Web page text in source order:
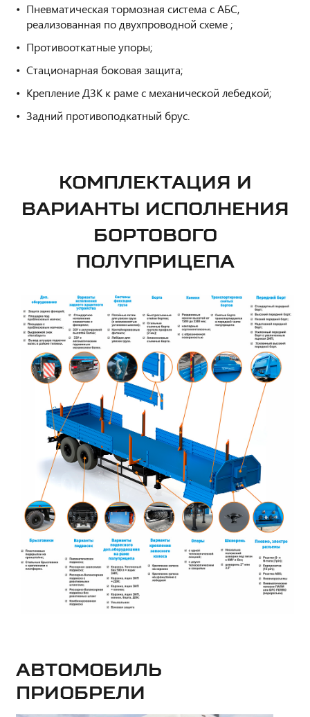
Пневматическая тормозная система с АБС,
реализованная по двухпроводной схеме ;
Противооткатные упоры;
Стационарная боковая защита;
Крепление ДЗК к раме с механической лебедкой;
Задний противоподкатный брус.
КОМПЛЕКТАЦИЯ И
ВАРИАНТЫ ИСПОЛНЕНИЯ
БОРТОВОГО
ПОЛУПРИЦЕПА
Автомобиль
приобрели